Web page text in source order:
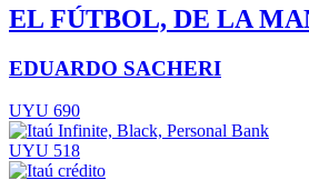
EL FÚTBOL, DE LA
EDUARDO SACHERI
UYU 690
UYU 518